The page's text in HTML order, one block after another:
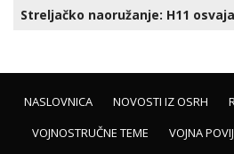
Streljačko naoružanje: H11
NASLOVNICA NOVOSTI IZ OSRH
VOJNOSTRUČNE TEME
VOJNA